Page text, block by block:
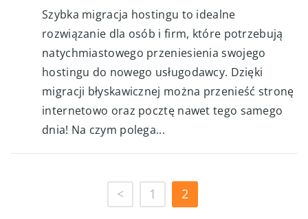
Szybka migracja hostingu to idealne
rozwiązanie dla osób i firm, które potrzebują
natychmiastowego przeniesienia swojego
hostingu do nowego usługodawcy. Dzięki
migracji błyskawicznej można przenieść stronę
internetowo oraz pocztę nawet tego samego
dnia! Na czym polega...
< 1 2